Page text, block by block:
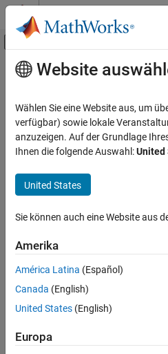
Weiter zum Inhalt
Umschaltung für
Startseite der Dokumentation
Raspberry Pi Blockset
Custom Device Driver Blocks
See Also
Hauptinhalt
Create a Project
Step 1 of 7 inCreate a Digital
2
The standard folder structure
System object™, a
src folder, and
Create a device driver project
Website
Wählen Sie eine Website aus, um
verfügbar) sowie lokale
anzuzeigen. Auf der Grundlage
Ihnen die folgende Auswahl:United
United States
Sie können auch eine Website aus
Amerika
América Latina (Español)
Canada (English)
United States (English)
Europa